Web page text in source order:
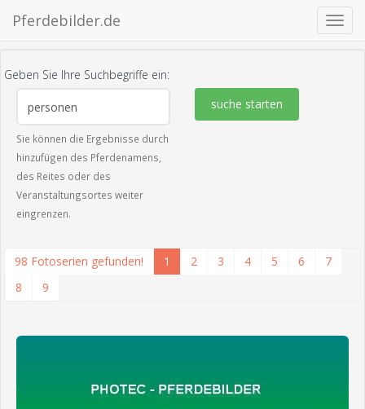
Pferdebilder.de
Geben Sie Ihre Suchbegriffe ein:
Sie können die Ergebnisse durch
hinzufügen des Pferdenamens,
des Reites oder des
Veranstaltungsortes weiter
eingrenzen.
suche starten
98 Fotoserien gefunden! 1 2 3 4 5 6
7
8
9